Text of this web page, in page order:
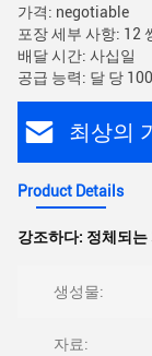
가격: negotiable
포장 세부 사항: 12
배달 시간: 사십일
공급 능력: 달 당
최상의
Product Details
강조하다: 정체되는
생성물:
자료: